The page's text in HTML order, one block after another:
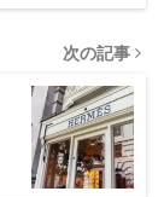
次の記事